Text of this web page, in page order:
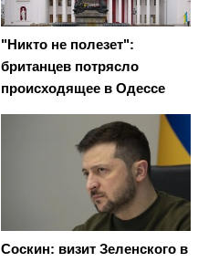
"Никто не полезет":
британцев потрясло
происходящее в Одессе
Соскин: визит Зеленского в